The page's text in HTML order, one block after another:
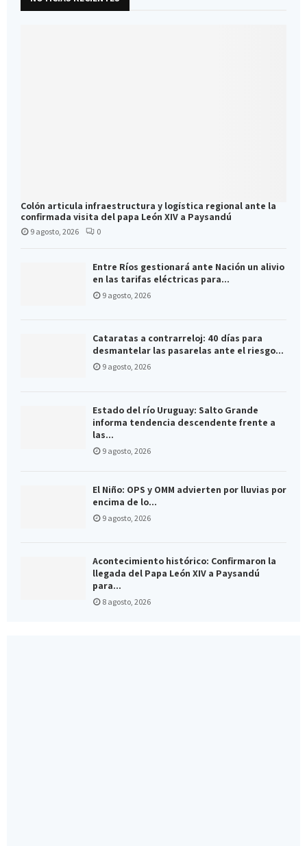
Colón articula infraestructura y logística regional ante la
confirmada visita del papa León XIV a Paysandú
9 agosto, 2026 0
Entre Ríos gestionará ante Nación un alivio
en las tarifas eléctricas para...
9 agosto, 2026
Cataratas a contrarreloj: 40 días para
desmantelar las pasarelas ante el riesgo...
9 agosto, 2026
Estado del río Uruguay: Salto Grande
informa tendencia descendente frente a
las...
9 agosto, 2026
El Niño: OPS y OMM advierten por lluvias por
encima de lo...
9 agosto, 2026
Acontecimiento histórico: Confirmaron la
llegada del Papa León XIV a Paysandú
para...
8 agosto, 2026